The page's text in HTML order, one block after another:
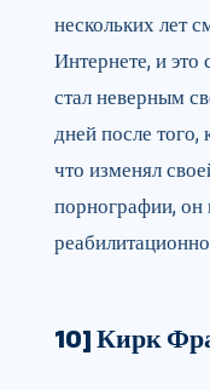
нескольких лет
Интернете, и это
стал неверным
дней после
что изменял
порнографии, он
10] Кирк